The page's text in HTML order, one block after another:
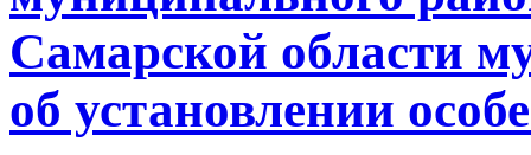
Самарской области
об установлении